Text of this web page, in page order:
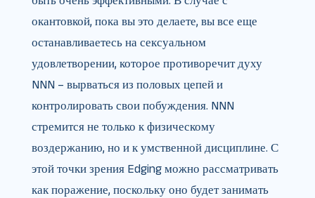
окантовкой, пока вы это делаете, вы все еще
останавливаетесь на сексуальном
удовлетворении, которое противоречит духу
NNN – вырваться из половых цепей и
контролировать свои побуждения. NNN
стремится не только к физическому
воздержанию, но и к умственной дисциплине. С
этой точки зрения Edging можно рассматривать
как поражение, поскольку оно будет занимать